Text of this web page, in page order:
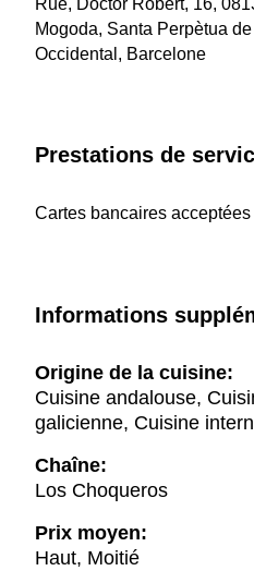
Rue, Doctor Robert, 16,
Mogoda, Santa Perpètua
Occidental, Barcelone
Prestations de
Cartes bancaires acceptées
Informations
Origine de la cuisine:
Cuisine andalouse,
galicienne, Cuisine
Chaîne:
Los Choqueros
Prix moyen:
Haut, Moitié